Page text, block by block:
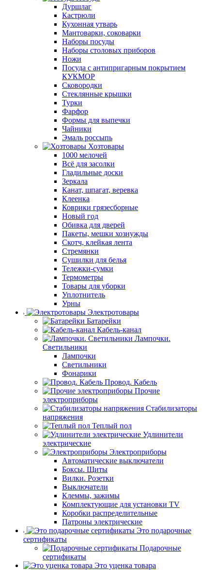
Дуршлаг
Кастрюли
Кухонная утварь
Мантоварки, соковарки
Наборы посуды
Наборы столовых приборов
Ножи
Посуда с антипригарным покрытием
КУКМОР
Сковородки
Стеклянные крышки
Турки
Фарфор
Формы для выпечки
Чайники
Эмаль россыпь
Хозтовары
1000 мелочей
Всё для засолки
Гладильные доски
Зеркала
Канат, шпагат, веревка
Клеенка
Коврики грязесборные
Новый год
Обивка для дверей
Пакеты, мешки хознужды
Скотч, клейкая лента
Стремянки
Сушилки для белья
Тележки-сумки
Термометры
Товары для уборки
Уплотнитель
Урны
Электротовары
Батарейки
Кабель-канал
Лампочки.
Светильники
Лампочки
Светильники
Фонарики
Провод. Кабель
Прочие
электроприборы
Стабилизаторы
напряжения
Теплый пол
Удлинители
электрические
Электроприборы
Автоматические выключатели
Боксы. Щиты
Вилки. Розетки
Выключатели
Клеммы, зажимы
Комплектующие для установки TV
Коробки распределительные
Патроны электрические
Это подарочные
сертификаты
Подарочные
сертификаты
Это уценка товара